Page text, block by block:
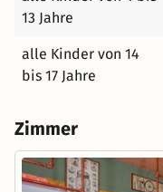
Holzkugelbahnen
Kreativwerkstatt
perfekte
13 Jahre
alle Kinder von 14
bis 17 Jahre
Zimmer